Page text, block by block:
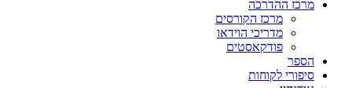
מרכז ההדרכה
מרכז הקורסים
מדריכי הוידאו
פודקאסטים
הספר
סיפורי לקוחות